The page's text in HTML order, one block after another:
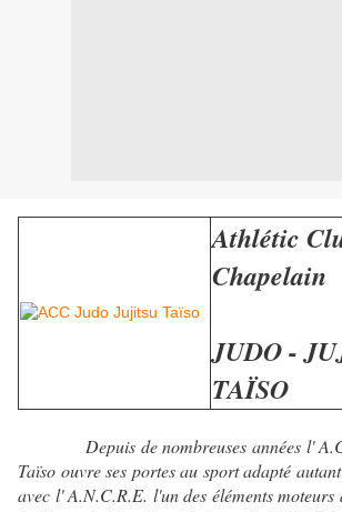
Athlétic
Chapelain
JUDO -
TAÏSO
Depuis de nombreuses années l'
Taïso ouvre ses portes au sport adapté
avec l' A.N.C.R.E. l'un des éléments